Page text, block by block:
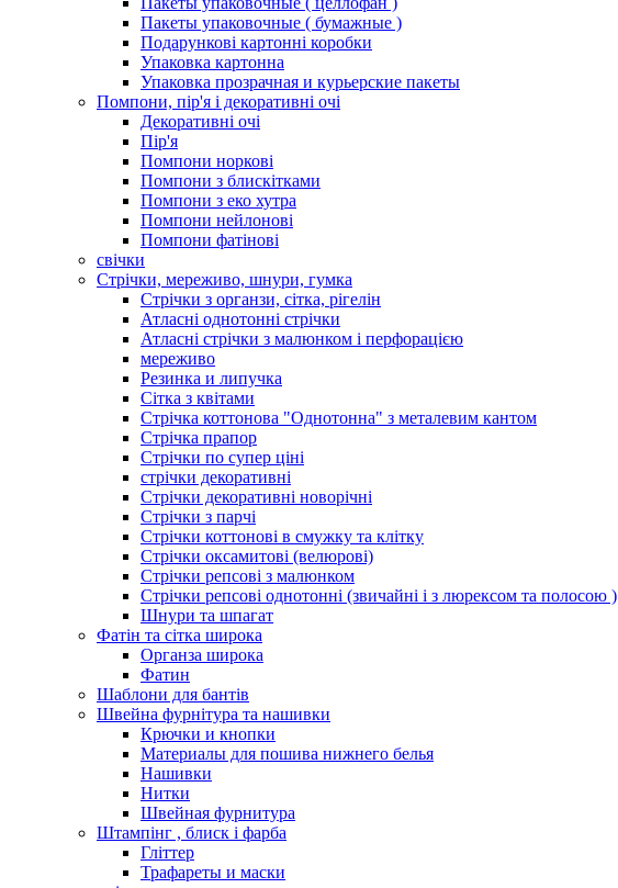
Пакеты упаковочные ( бумажные )
Подарункові картонні коробки
Упаковка картонна
Упаковка прозрачная и курьерские пакеты
Помпони, пір'я і декоративні очі
Декоративні очі
Пір'я
Помпони норкові
Помпони з блискітками
Помпони з еко хутра
Помпони нейлонові
Помпони фатінові
свічки
Стрічки, мереживо, шнури, гумка
Стрічки з органзи, сітка, рігелін
Атласні однотонні стрічки
Атласні стрічки з малюнком і перфорацією
мереживо
Резинка и липучка
Сітка з квітами
Стрічка коттонова "Однотонна" з металевим кантом
Стрічка прапор
Стрічки по супер ціні
стрічки декоративні
Стрічки декоративні новорічні
Стрічки з парчі
Стрічки коттонові в смужку та клітку
Стрічки оксамитові (велюрові)
Стрічки репсові з малюнком
Стрічки репсові однотонні (звичайні і з люрексом та полосою )
Шнури та шпагат
Фатін та сітка широка
Органза широка
Фатин
Шаблони для бантів
Швейна фурнітура та нашивки
Крючки и кнопки
Материалы для пошива нижнего белья
Нашивки
Нитки
Швейная фурнитура
Штампінг , блиск і фарба
Гліттер
Трафареты и маски